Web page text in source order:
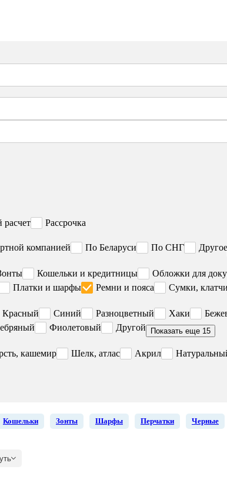
расчет
Рассрочка
компанией По Беларуси По СНГ Другое
Кошельки и кредитницы Обложки для
Платки и шарфы Ремни и пояса Сумки, клатчи
Красный Синий Разноцветный Хаки
Фиолетовый Другой Показать еще 15
кашемир Шелк, атлас Акрил
Кошельки Зонты Шарфы Перчатки Черные